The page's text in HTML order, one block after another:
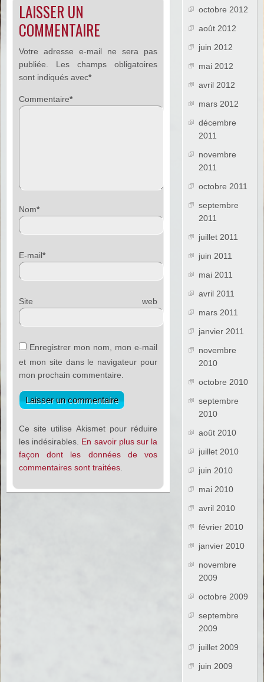
LAISSER UN
COMMENTAIRE
Votre adresse e-mail ne sera pas
publiée.
Les champs obligatoires
sont indiqués avec*
Commentaire*
Nom*
E-mail*
Site web
Enregistrer mon nom, mon e-mail
et mon site dans le navigateur pour
mon prochain commentaire.
Ce site utilise Akismet pour réduire
les indésirables. En savoir plus sur la
façon dont les données de vos
commentaires sont traitées.
octobre 2012
août 2012
juin 2012
mai 2012
avril 2012
mars 2012
décembre
2011
novembre
2011
octobre 2011
septembre
2011
juillet 2011
juin 2011
mai 2011
avril 2011
mars 2011
janvier 2011
novembre
2010
octobre 2010
septembre
2010
août 2010
juillet 2010
juin 2010
mai 2010
avril 2010
février 2010
janvier 2010
novembre
2009
octobre 2009
septembre
2009
juillet 2009
juin 2009